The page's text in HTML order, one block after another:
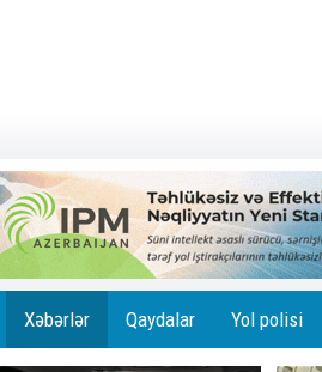
Xəbərlər Qaydalar Yol polisi